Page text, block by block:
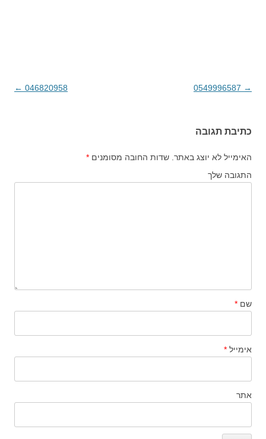
ניווט בפוסטים
→
046820958
←
כתיבת תגובה
האימייל לא יוצג באתר. שדות החובה מסומנים *
התגובה שלך
שם *
אימייל *
אתר